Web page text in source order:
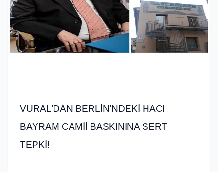
VURAL’DAN BERLİN’NDEKİ HACI
BAYRAM CAMİİ BASKININA SERT
TEPKİ!